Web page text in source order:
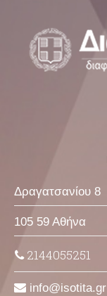
Δραγατσανίου 8
105 59 Αθήνα
2144055251
info isotita gr